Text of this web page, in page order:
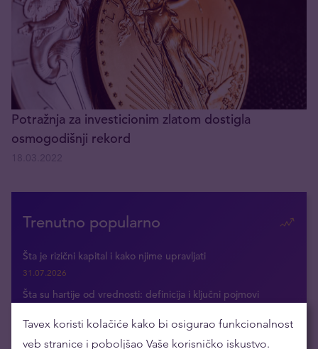
Potražnja za investicionim zlatom dostigla
osmogodišnji rekord
Trenutno popularno
Šta je rizični kapital i kako njime upravljati
31.07.2026
Šta su hartije od vrednosti: definicija i ključni pojmovi
Tavex koristi kolačiće kako bi osigurao funkcionalnost
veb stranice i poboljšao Vaše korisničko iskustvo.